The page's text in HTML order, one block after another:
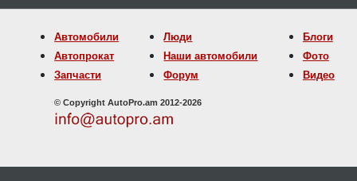
Автомобили
Автопрокат
Запчасти
Люди
Наши автомобили
Форум
Блоги
Фото
Видео
© Copyright AutoPro.am 2012-2026